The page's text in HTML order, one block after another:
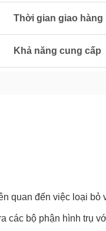
Thời gian giao hàng
Khả năng cung cấp
quan đến việc loại
các bộ phận hình trụ